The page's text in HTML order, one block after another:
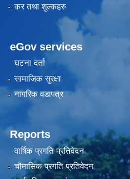
कर तथा शुल्कहरु
eGov services
घटना दर्ता
सामाजिक सुरक्षा
नागरिक वडापत्र
Reports
वार्षिक प्रगति प्रतिवेदन
चौमासिक प्रगति प्रतिवेदन